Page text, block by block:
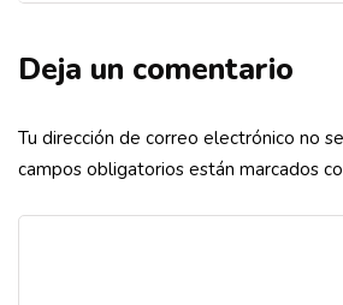
Deja un comentario
Tu dirección de correo electrónico no
campos obligatorios están marcados